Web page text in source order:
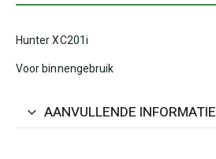
Hunter XC201i
Voor binnengebruik
AANVULLENDE INFORMATIE